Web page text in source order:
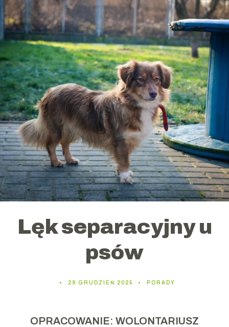
Lęk separacyjny u
psów
29 GRUDZIEŃ 2025 PORADY
OPRACOWANIE: WOLONTARIUSZ